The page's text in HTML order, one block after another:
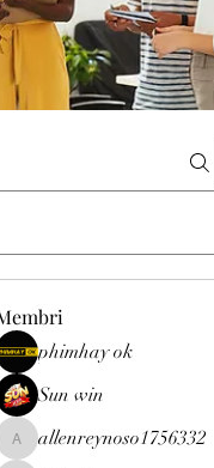
phimhay ok
Sun win
allenreynoso1756332
allenreynoso1756332